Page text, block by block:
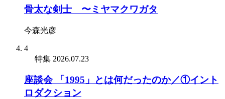
骨太な剣士 〜ミヤマクワガタ
今森光彦
4
特集 2026.07.23
座談会 「1995」とは何だったのか／①イント
ロダクション